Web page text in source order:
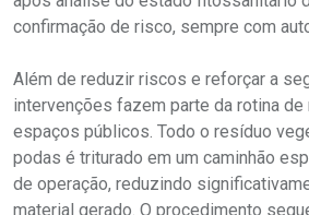
confirmação de risco, sempre com
Além de reduzir riscos e reforçar a
intervenções fazem parte da rotina de
espaços públicos. Todo o resíduo
podas é triturado em um caminhão
de operação, reduzindo
material gerado. O procedimento